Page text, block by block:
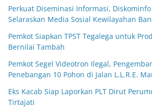
Perkuat Diseminasi Informasi,
Selaraskan Media Sosial Kewilayahan
Pemkot Siapkan TPST Tegalega untuk
Bernilai Tambah
Pemkot Segel Videotron Ilegal,
Penebangan 10 Pohon di Jalan L.L.R.E.
Eks Kacab Siap Laporkan PLT Dirut
Tirtajati